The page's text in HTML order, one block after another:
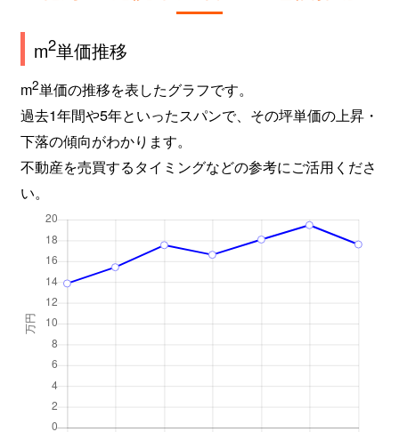
m2単価推移
m2単価の推移を表したグラフです。
過去1年間や5年といったスパンで、その坪単価の上昇・
下落の傾向がわかります。
不動産を売買するタイミングなどの参考にご活用くださ
い。